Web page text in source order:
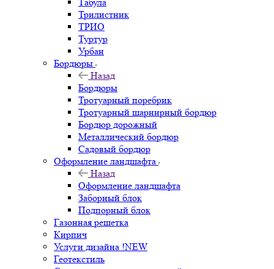
Трилистник
ТРИО
Туртур
Урбан
Бордюры
Назад
Бордюры
Тротуарный поребрик
Тротуарный шарнирный бордюр
Бордюр дорожный
Металлический бордюр
Садовый бордюр
Оформление ландшафта
Назад
Оформление ландшафта
Заборный блок
Подпорный блок
Газонная решетка
Кирпич
Услуги дизайна !NEW
Геотекстиль